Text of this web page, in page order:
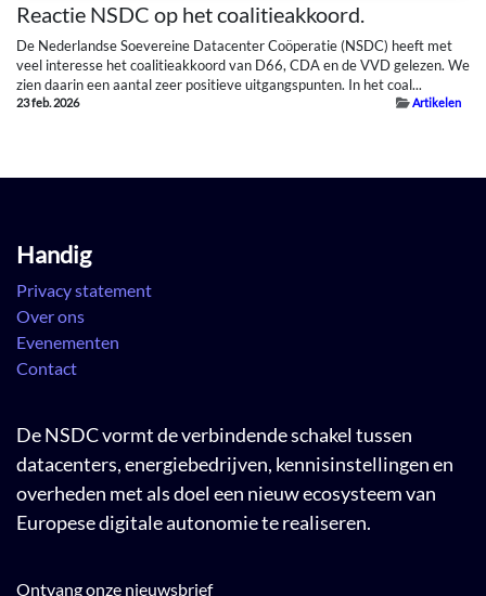
Reactie NSDC op het coalitieakkoord.
De Nederlandse Soevereine Datacenter Coöperatie (NSDC) heeft met
veel interesse het coalitieakkoord van D66, CDA en de VVD gelezen. We
zien daarin een aantal zeer positieve uitgangspunten. In het coal...
23 feb. 2026 Artikelen
Handig
Privacy statement
Over ons
Evenementen
Contact
De NSDC vormt de verbindende schakel tussen
datacenters, energiebedrijven, kennisinstellingen en
overheden met als doel een nieuw ecosysteem van
Europese digitale autonomie te realiseren.
Ontvang onze nieuwsbrief